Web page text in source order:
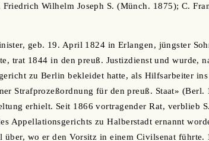
Wilhelm Joseph S. (Münch. 1875); C.
geb. 19. April 1824 in Erlangen, jüngster
trat 1844 in den preuß. Justizdienst und wurde,
zu Berlin bekleidet hatte, als Hilfsarbeiter
Strafprozeßordnung für den preuß. Staat» (Berl.
erhielt. Seit 1866 vortragender Rat, verblieb
Appellationsgerichts zu Halberstadt ernannt
über, wo er den Vorsitz in einem Civilsenat führte.